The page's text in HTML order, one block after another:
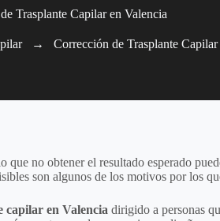
Trasplante Capilar en Valencia
→ Corrección de Trasplante Capilar
que no obtener el resultado esperado
son algunos de los motivos por los
capilar en Valencia dirigido a personas